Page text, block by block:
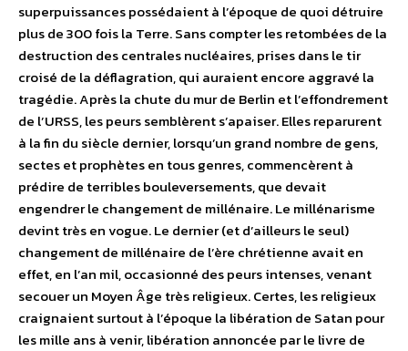
superpuissances possédaient à l’époque de quoi détruire
plus de 300 fois la Terre. Sans compter les retombées de la
destruction des centrales nucléaires, prises dans le tir
croisé de la déflagration, qui auraient encore aggravé la
tragédie. Après la chute du mur de Berlin et l’effondrement
de l’URSS, les peurs semblèrent s’apaiser. Elles reparurent
à la fin du siècle dernier, lorsqu’un grand nombre de gens,
sectes et prophètes en tous genres, commencèrent à
prédire de terribles bouleversements, que devait
engendrer le changement de millénaire. Le millénarisme
devint très en vogue. Le dernier (et d’ailleurs le seul)
changement de millénaire de l’ère chrétienne avait en
effet, en l’an mil, occasionné des peurs intenses, venant
secouer un Moyen Âge très religieux. Certes, les religieux
craignaient surtout à l’époque la libération de Satan pour
les mille ans à venir, libération annoncée par le livre de